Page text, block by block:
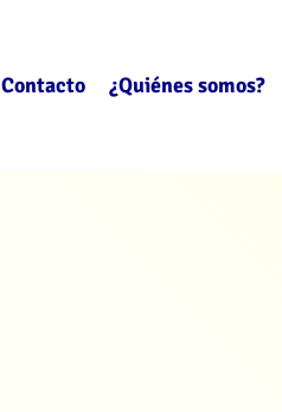
Contacto ¿Quiénes somos?